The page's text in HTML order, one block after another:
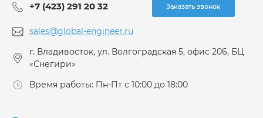
+7 (423) 291 20 32 Заказать звонок
sales@global-engineer.ru
г. Владивосток, ул. Волгоградская 5, офис 206, БЦ
«Снегири»
Время работы: Пн-Пт с 10:00 до 18:00